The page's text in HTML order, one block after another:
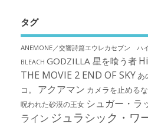
タグ
ANEMONE／交響詩篇エウレカセブン ハ
BLEACH GODZILLA 星を喰う者
THE MOVIE 2 END OF SKY あ
コ。
アクアマン カメラを止めるな
呪われた砂漠の王女 シュガー・ラ
ライン ジュラシック・ワ